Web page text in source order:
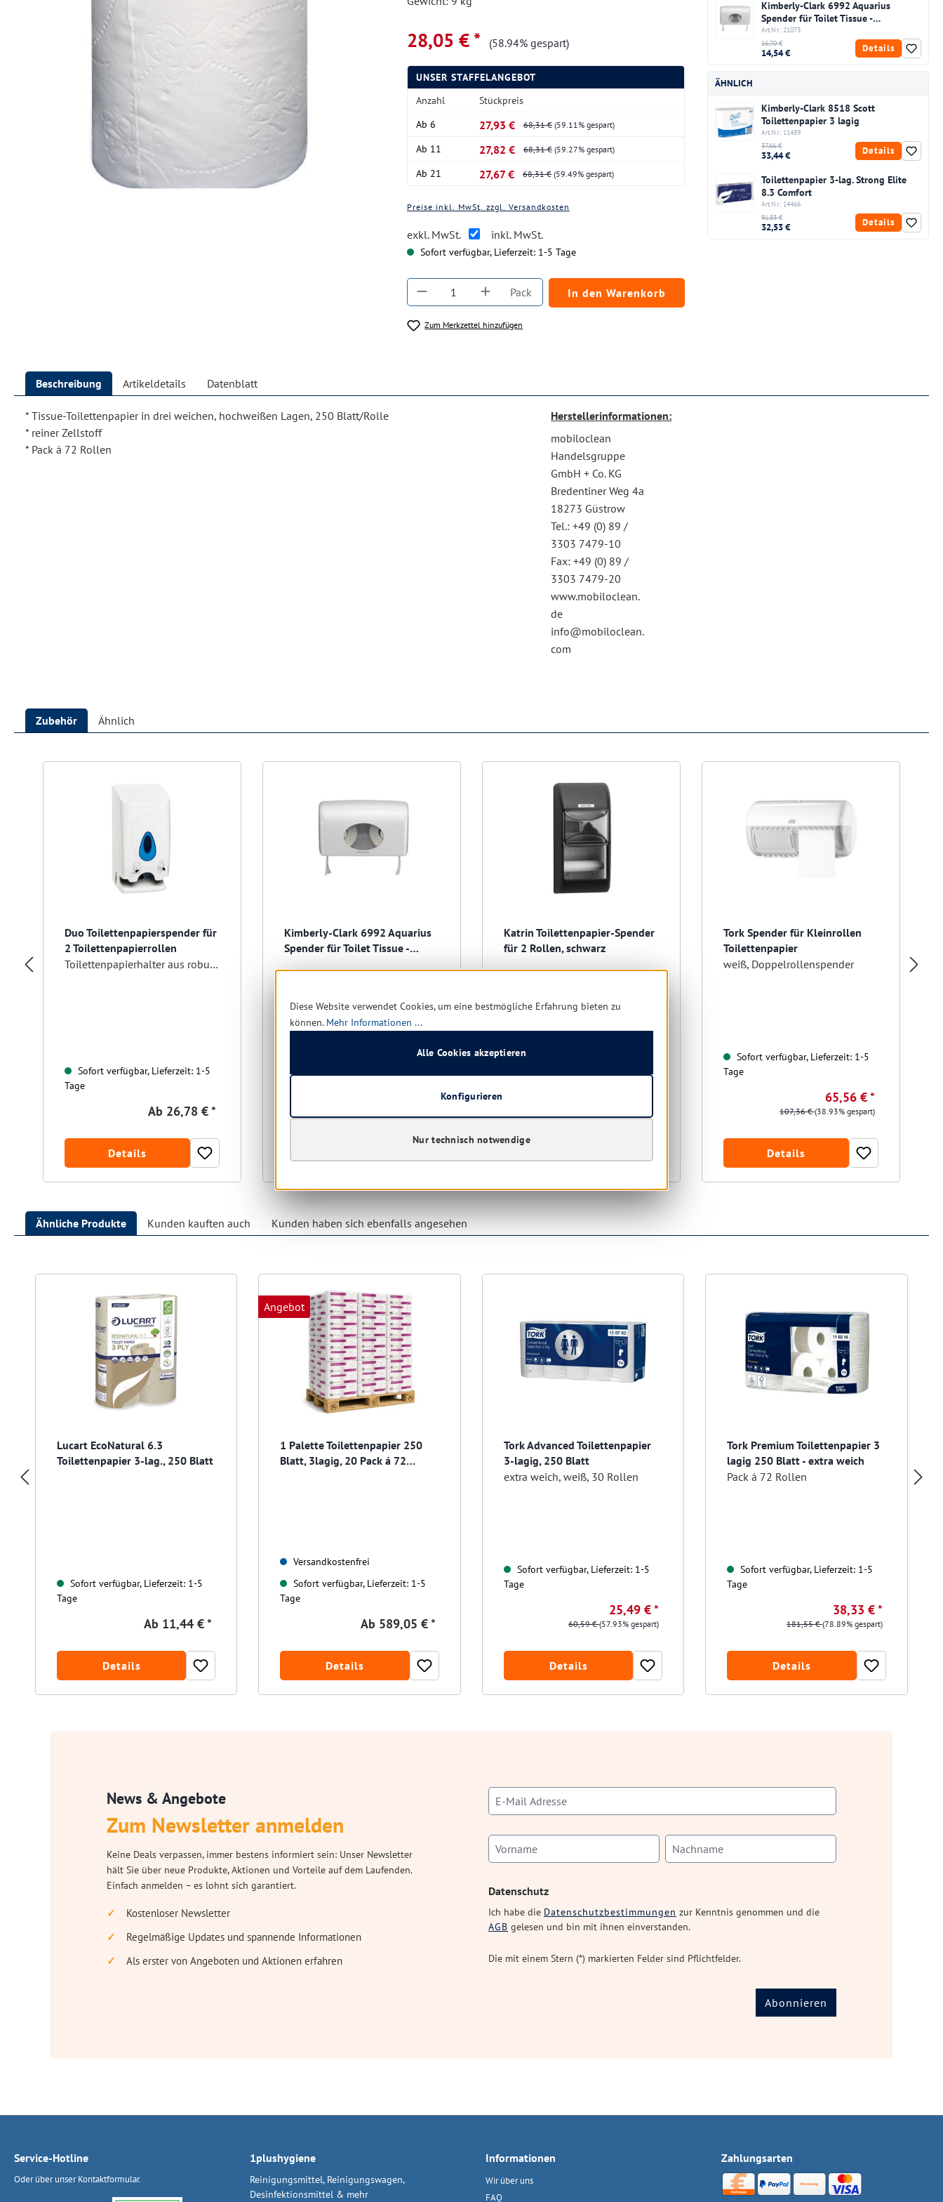
28,05 € * (58.94% gespart)
UNSER STAFFELANGEBOT
Anzahl
Stückpreis
Ab 6 27,93 € 68,31 € (59.11% gespart)
Ab 11 27,82 € 68,31 € (59.27% gespart)
Ab 21 27,67 € 68,31 € (59.49% gespart)
Preise inkl. MwSt. zzgl. Versandkosten
exkl. MwSt. inkl. MwSt.
Sofort verfügbar, Lieferzeit: 1-5 Tage
Produkt Anzahl: Gib den gewünschten Wert ein oder benutze die
Pack In den Warenkorb
Zum Merkzettel hinzufügen
Kimberly-Clark 6992 Aquarius
Spender für Toilet Tissue -
Kleinrollen
Art.Nr.: 21073
16,70 €
14,54 € Details
ÄHNLICH
Kimberly-Clark 8518 Scott
Toilettenpapier 3 lagig
Art.Nr.: 11489
37,66 €
33,44 € Details
Toilettenpapier 3-lag. Strong Elite
8.3 Comfort
Art.Nr.: 14466
91,83 €
32,53 € Details
Beschreibung Artikeldetails Datenblatt
* Tissue-Toilettenpapier in drei weichen, hochweißen Lagen, 250 Blatt/Rolle
* reiner Zellstoff
* Pack á 72 Rollen
Herstellerinformationen:
mobiloclean
Handelsgruppe
GmbH + Co. KG
Bredentiner Weg 4a
18273 Güstrow
Tel.: +49 (0) 89 /
3303 7479-10
Fax: +49 (0) 89 /
3303 7479-20
www.mobiloclean.
de
info@mobiloclean.
com
Zubehör Ähnlich
Duo Toilettenpapierspender für
2 Toilettenpapierrollen
Toilettenpapierhalter aus robustem ABS-Kunststoff, abschließbar, weiß
Sofort verfügbar, Lieferzeit: 1-5
Tage
Ab 26,78 € *
Details
Kimberly-Clark 6992 Aquarius
Spender für Toilet Tissue -
Katrin Toilettenpapier-Spender
für 2 Rollen, schwarz
Sofort verfügbar, Lieferzeit: 1-5
Tork Spender für Kleinrollen
Toilettenpapier
weiß, Doppelrollenspender
Sofort verfügbar, Lieferzeit: 1-5
Tage
65,56 € *
107,36 €(38.93% gespart)
Details
Ähnliche Produkte Kunden kauften auch Kunden haben sich ebenfalls angesehen
Lucart EcoNatural 6.3
Toilettenpapier 3-lag., 250 Blatt
Sofort verfügbar, Lieferzeit: 1-5
Tage
Ab 11,44 € *
Details
Angebot
1 Palette Toilettenpapier 250
Blatt, 3lagig, 20 Pack á 72
Versandkostenfrei
Sofort verfügbar, Lieferzeit: 1-5
Tage
Ab 589,05 € *
Details
Tork Advanced Toilettenpapier
3-lagig, 250 Blatt
extra weich, weiß, 30 Rollen
Sofort verfügbar, Lieferzeit: 1-5
Tage
25,49 € *
60,59 €(57.93% gespart)
Details
Tork Premium Toilettenpapier 3
lagig 250 Blatt - extra weich
Pack á 72 Rollen
Sofort verfügbar, Lieferzeit: 1-5
Tage
38,33 € *
181,55 €(78.89% gespart)
Details
News & Angebote
Zum Newsletter anmelden
Keine Deals verpassen, immer bestens informiert sein: Unser Newsletter
hält Sie über neue Produkte, Aktionen und Vorteile auf dem Laufenden.
Einfach anmelden – es lohnt sich garantiert.
Kostenloser Newsletter
Regelmäßige Updates und spannende Informationen
Als erster von Angeboten und Aktionen erfahren
Datenschutz
Ich habe die Datenschutzbestimmungen zur Kenntnis genommen und die
AGB gelesen und bin mit ihnen einverstanden.
Die mit einem Stern (*) markierten Felder sind Pflichtfelder.
Abonnieren
Service-Hotline
Oder über unserKontaktformular.
1plushygiene
Reinigungsmittel, Reinigungswagen,
Desinfektionsmittel & mehr
Informationen
Wir über uns
FAQ
Zahlungsarten
Diese Website verwendet Cookies, um eine bestmögliche Erfahrung bieten zu
können. Mehr Informationen ...
Nur technisch notwendige
Konfigurieren
Alle Cookies akzeptieren